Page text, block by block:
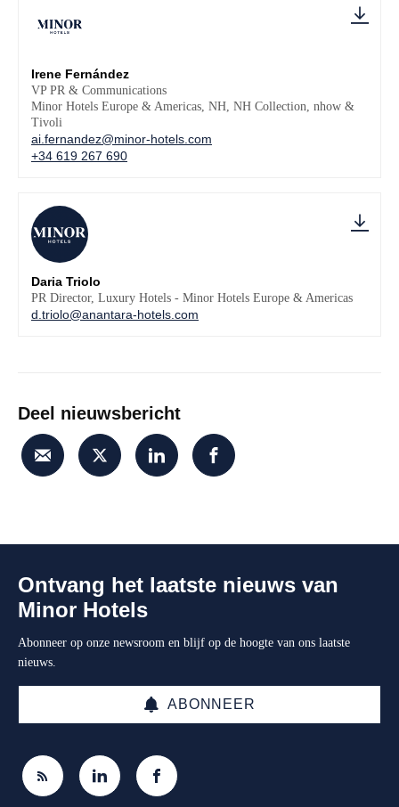
Irene Fernández
VP PR & Communications
Minor Hotels Europe & Americas, NH, NH Collection, nhow &
Tivoli
ai.fernandez@minor-hotels.com
+34 619 267 690
Daria Triolo
PR Director, Luxury Hotels - Minor Hotels Europe & Americas
d.triolo@anantara-hotels.com
Deel nieuwsbericht
Ontvang het laatste nieuws van
Minor Hotels
Abonneer op onze newsroom en blijf op de hoogte van ons laatste
nieuws.
ABONNEER